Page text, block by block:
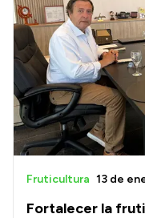
Fortalecer la
Fruticultura 13 de